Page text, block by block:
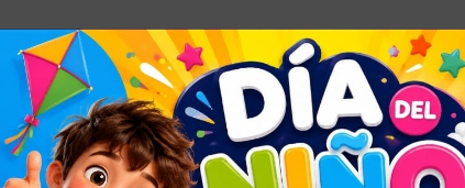
EL PAÍS
Mercado Envíos, el servicio oficial de Mercado Libre.